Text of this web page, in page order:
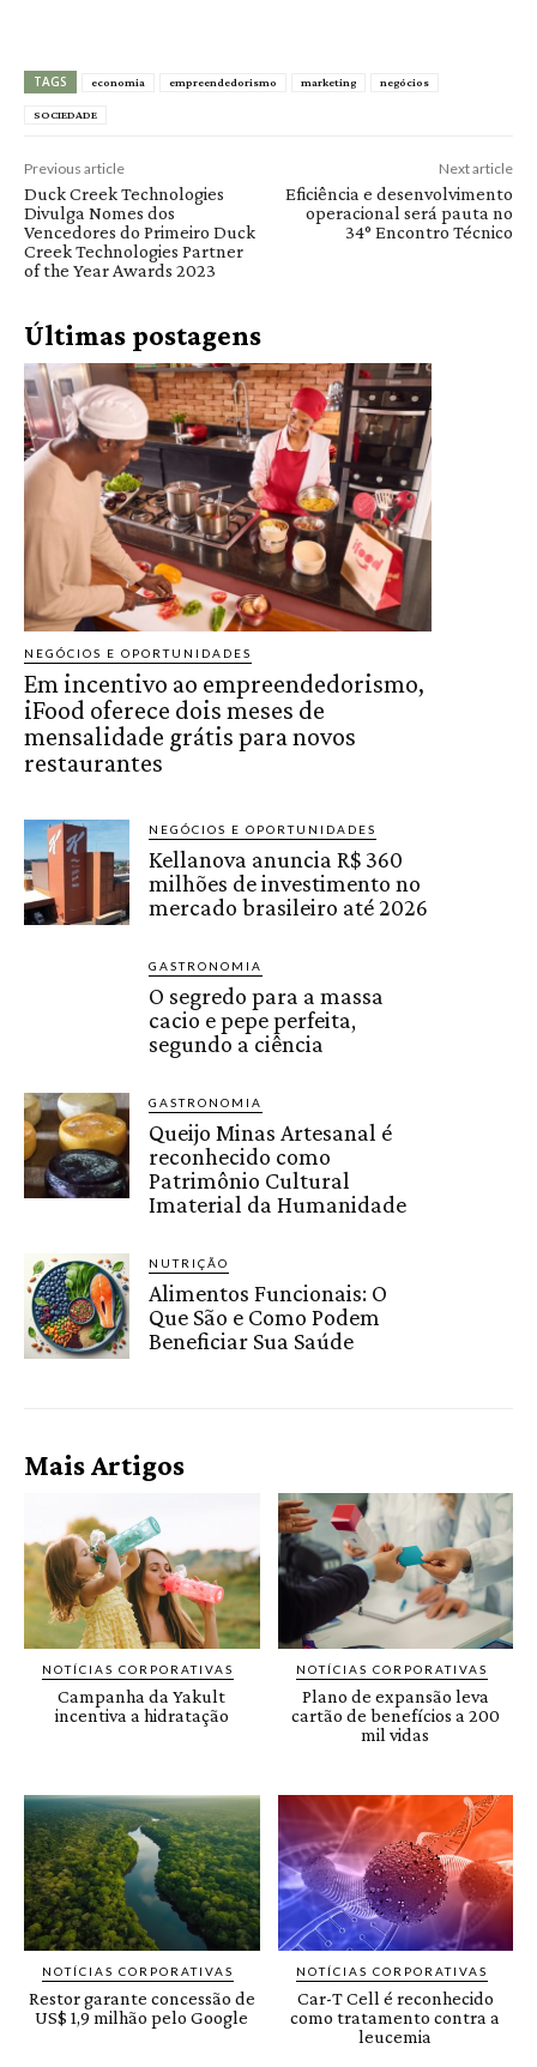
TAGS economia empreendedorismo marketing negócios
SOCIEDADE
Previous article
Duck Creek Technologies
Divulga Nomes dos
Vencedores do Primeiro Duck
Creek Technologies Partner
of the Year Awards 2023
Next article
Eficiência e desenvolvimento
operacional será pauta no
34° Encontro Técnico
Últimas postagens
NEGÓCIOS E OPORTUNIDADES
Em incentivo ao empreendedorismo,
iFood oferece dois meses de
mensalidade grátis para novos
restaurantes
NEGÓCIOS E OPORTUNIDADES
Kellanova anuncia R$ 360
milhões de investimento no
mercado brasileiro até 2026
GASTRONOMIA
O segredo para a massa
cacio e pepe perfeita,
segundo a ciência
GASTRONOMIA
Queijo Minas Artesanal é
reconhecido como
Patrimônio Cultural
Imaterial da Humanidade
NUTRIÇÃO
Alimentos Funcionais: O
Que São e Como Podem
Beneficiar Sua Saúde
Mais Artigos
NOTÍCIAS CORPORATIVAS
Campanha da Yakult
incentiva a hidratação
NOTÍCIAS CORPORATIVAS
Plano de expansão leva
cartão de benefícios a 200
mil vidas
NOTÍCIAS CORPORATIVAS
Restor garante concessão de
US$ 1,9 milhão pelo Google
NOTÍCIAS CORPORATIVAS
Car-T Cell é reconhecido
como tratamento contra a
leucemia